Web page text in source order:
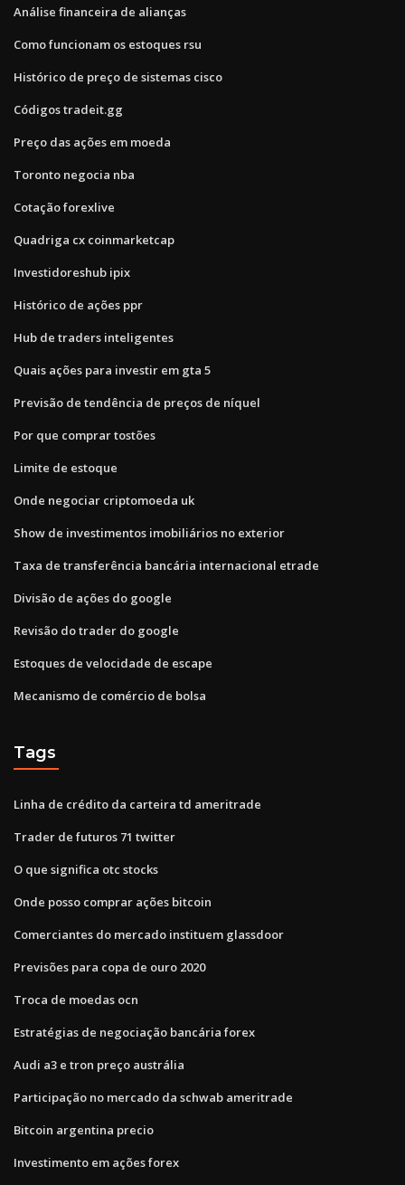
Análise financeira de alianças
Como funcionam os estoques rsu
Histórico de preço de sistemas cisco
Códigos tradeit.gg
Preço das ações em moeda
Toronto negocia nba
Cotação forexlive
Quadriga cx coinmarketcap
Investidoreshub ipix
Histórico de ações ppr
Hub de traders inteligentes
Quais ações para investir em gta 5
Previsão de tendência de preços de níquel
Por que comprar tostões
Limite de estoque
Onde negociar criptomoeda uk
Show de investimentos imobiliários no exterior
Taxa de transferência bancária internacional etrade
Divisão de ações do google
Revisão do trader do google
Estoques de velocidade de escape
Mecanismo de comércio de bolsa
Tags
Linha de crédito da carteira td ameritrade
Trader de futuros 71 twitter
O que significa otc stocks
Onde posso comprar ações bitcoin
Comerciantes do mercado instituem glassdoor
Previsões para copa de ouro 2020
Troca de moedas ocn
Estratégias de negociação bancária forex
Audi a3 e tron ​​preço austrália
Participação no mercado da schwab ameritrade
Bitcoin argentina precio
Investimento em ações forex